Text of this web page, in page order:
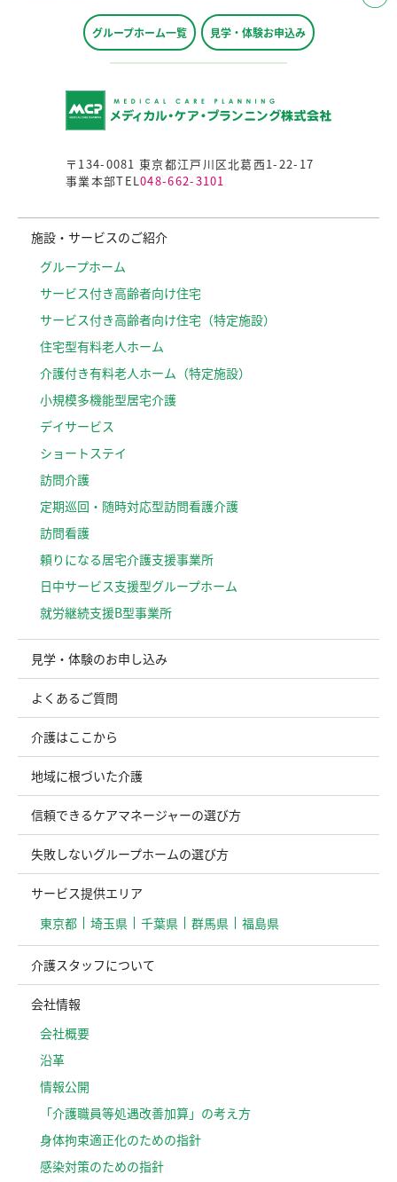
グループホーム一覧 見学・体験お申込み
〒134-0081 東京都江戸川区北葛西1-22-17
事業本部TEL048-662-3101
施設・サービスのご紹介
グループホーム
サービス付き高齢者向け住宅
サービス付き高齢者向け住宅（特定施設）
住宅型有料老人ホーム
介護付き有料老人ホーム（特定施設）
小規模多機能型居宅介護
デイサービス
ショートステイ
訪問介護
定期巡回・随時対応型訪問看護介護
訪問看護
頼りになる居宅介護支援事業所
日中サービス支援型グループホーム
就労継続支援B型事業所
見学・体験のお申し込み
よくあるご質問
介護はここから
地域に根づいた介護
信頼できるケアマネージャーの選び方
失敗しないグループホームの選び方
サービス提供エリア
東京都
埼玉県 千葉県 群馬県 福島県
介護スタッフについて
会社情報
会社概要
沿革
情報公開
「介護職員等処遇改善加算」の考え方
⾝体拘束適正化のための指針
感染対策のための指針